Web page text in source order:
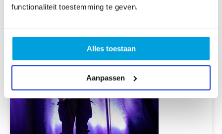
functionaliteit toestemming te geven.
Alles toestaan
Aanpassen